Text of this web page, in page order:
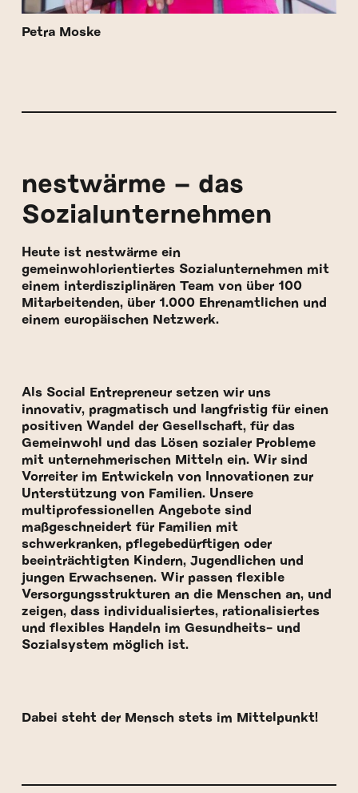
Petra Moske
nestwärme – das
Sozialunternehmen
Heute ist nestwärme ein
gemeinwohlorientiertes Sozialunternehmen mit
einem interdisziplinären Team von über 100
Mitarbeitenden, über 1.000 Ehrenamtlichen und
einem europäischen Netzwerk.
Als Social Entrepreneur setzen wir uns
innovativ, pragmatisch und langfristig für einen
positiven Wandel der Gesellschaft, für das
Gemeinwohl und das Lösen sozialer Probleme
mit unternehmerischen Mitteln ein. Wir sind
Vorreiter im Entwickeln von Innovationen zur
Unterstützung von Familien. Unsere
multiprofessionellen Angebote sind
maßgeschneidert für Familien mit
schwerkranken, pflegebedürftigen oder
beeinträchtigten Kindern, Jugendlichen und
jungen Erwachsenen. Wir passen flexible
Versorgungsstrukturen an die Menschen an, und
zeigen, dass individualisiertes, rationalisiertes
und flexibles Handeln im Gesundheits- und
Sozialsystem möglich ist.
Dabei steht der Mensch stets im Mittelpunkt!